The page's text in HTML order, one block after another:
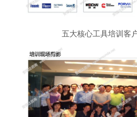
五大核心工具培训客